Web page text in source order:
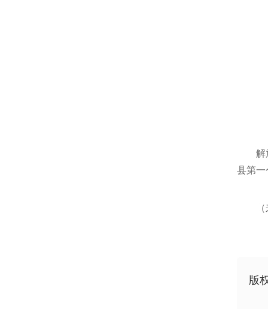
解
县第一
版